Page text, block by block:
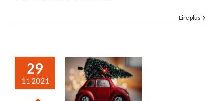
Lire plus
29
11 2021